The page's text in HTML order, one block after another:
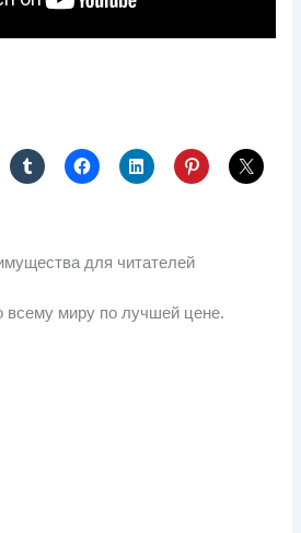
для читателей
всему миру по лучшей цене.